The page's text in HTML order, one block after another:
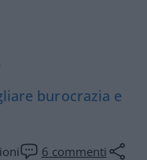
burocrazia e
6 commenti